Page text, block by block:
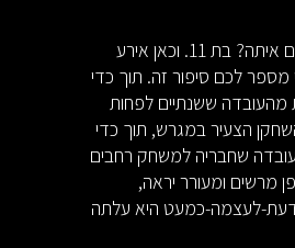
טוב ויפה. ומה עושים איתה? בת 11. וכאן אירע
מספר לכם סיפור זה. תוך כדי
ששנתיים לפחות
הצעיר במגרש, תוך כדי
שחבריה למשחק רחבים
מרשים ומעורר יראה,
לעצמה-כמעט היא עלתה